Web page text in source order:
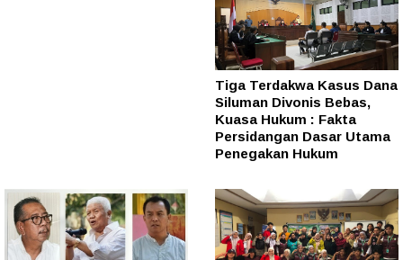
Tiga Terdakwa Kasus Dana
Siluman Divonis Bebas,
Kuasa Hukum : Fakta
Persidangan Dasar Utama
Penegakan Hukum